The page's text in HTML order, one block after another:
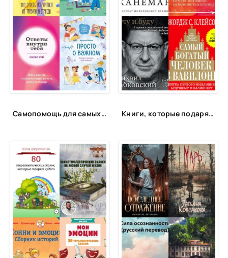
Самопомощь для самых маленьких Книги, которые подарят энергию